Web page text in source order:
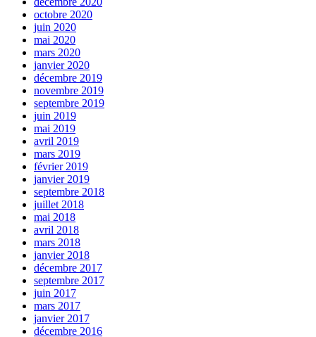
octobre 2020
juin 2020
mai 2020
mars 2020
janvier 2020
décembre 2019
novembre 2019
septembre 2019
juin 2019
mai 2019
avril 2019
mars 2019
février 2019
janvier 2019
septembre 2018
juillet 2018
mai 2018
avril 2018
mars 2018
janvier 2018
décembre 2017
septembre 2017
juin 2017
mars 2017
janvier 2017
décembre 2016